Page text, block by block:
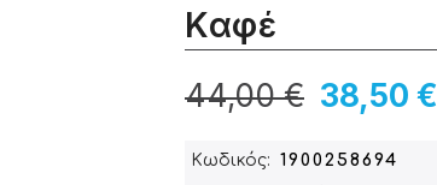
Καφέ
38,50 €
44,00 €
Κωδικός
1900258694